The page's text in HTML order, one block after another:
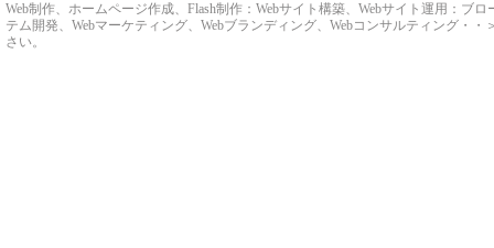
Web制作、ホームページ作成、Flash制作：Webサイト構築、Webサイト運用：ブ
テム開発、Webマーケティング、Webブランディング、Webコンサルティング・
さい。